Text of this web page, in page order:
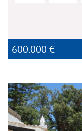
600.000 €